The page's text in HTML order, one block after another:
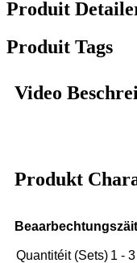
Produit
Produit Tags
Video
Produkt
Quantitéit (Sets) 1 - 3